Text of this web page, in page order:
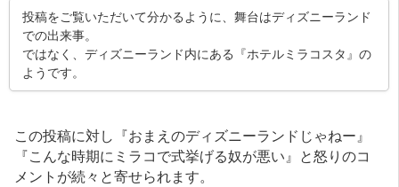
投稿をご覧いただいて分かるように、舞台はディズニーランド
での出来事。
ではなく、ディズニーランド内にある『ホテルミラコスタ』の
ようです。
この投稿に対し『おまえのディズニーランドじゃねー』
『こんな時期にミラコで式挙げる奴が悪い』と怒りのコ
メントが続々と寄せられます。